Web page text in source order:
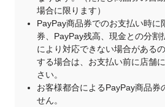
場合に限ります）
PayPay商品券でのお支払い時に
券、PayPay残高、現金との分割
により対応できない場合がある
する場合は、お支払い前に店舗
さい。
お客様都合によるPayPay商品券
せん。